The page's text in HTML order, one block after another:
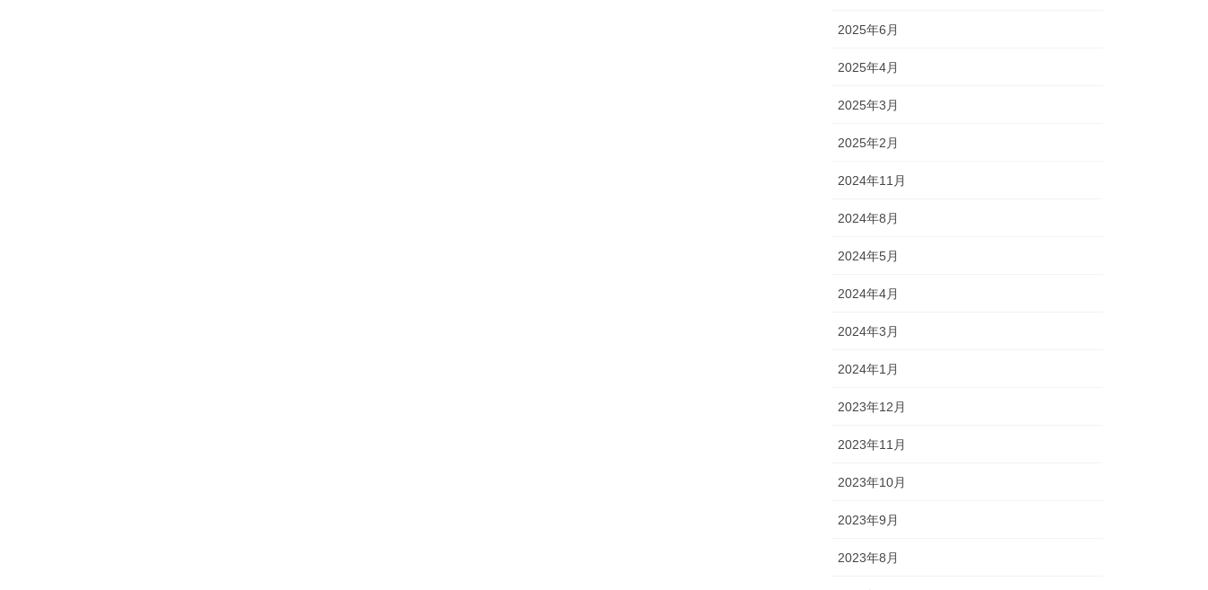
2025年6月
2025年4月
2025年3月
2025年2月
2024年11月
2024年8月
2024年5月
2024年4月
2024年3月
2024年1月
2023年12月
2023年11月
2023年10月
2023年9月
2023年8月